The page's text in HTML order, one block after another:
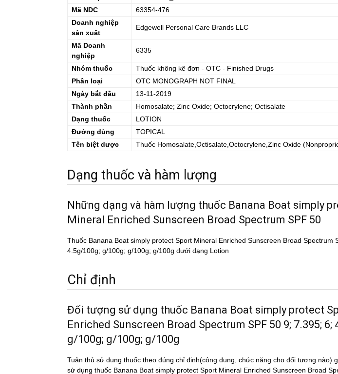
Mã NDC
63354-476
Doanh nghiệp
sản xuất
Edgewell Personal Care Brands LLC
Mã Doanh
nghiệp
6335
Nhóm thuốc
Thuốc không kê đơn - OTC - Finished Drugs
Phân loại
OTC MONOGRAPH NOT FINAL
Ngày bắt đầu
13-11-2019
Thành phần
Homosalate; Zinc Oxide; Octocrylene; Octisalate
Dạng thuốc
LOTION
Đường dùng
TOPICAL
Tên biệt dược
Thuốc Homosalate,Octisalate,Octocrylene,Zinc Oxide
Dạng thuốc và hàm lượng
Những dạng và hàm lượng thuốc Banana Boat simply
Mineral Enriched Sunscreen Broad Spectrum SPF 50
Thuốc Banana Boat simply protect Sport Mineral Enriched Sunscreen Broad Spectrum
4.5g/100g; g/100g; g/100g; g/100g dưới dạng Lotion
Chỉ định
Đối tượng sử dụng thuốc Banana Boat simply protect
Enriched Sunscreen Broad Spectrum SPF 50 9; 7.395; 6;
g/100g; g/100g; g/100g
Tuân thủ sử dụng thuốc theo đúng chỉ định(công dụng, chức năng cho đối tượng nào)
sử dụng thuốc Banana Boat simply protect Sport Mineral Enriched Sunscreen Broad